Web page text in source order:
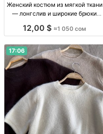
Женский костюм из мягкой ткани
— лонгслив и широкие брюки
с дл. рукавом, широкие брюки на
черн
12,00 $ ≈1 050 сом
17:06